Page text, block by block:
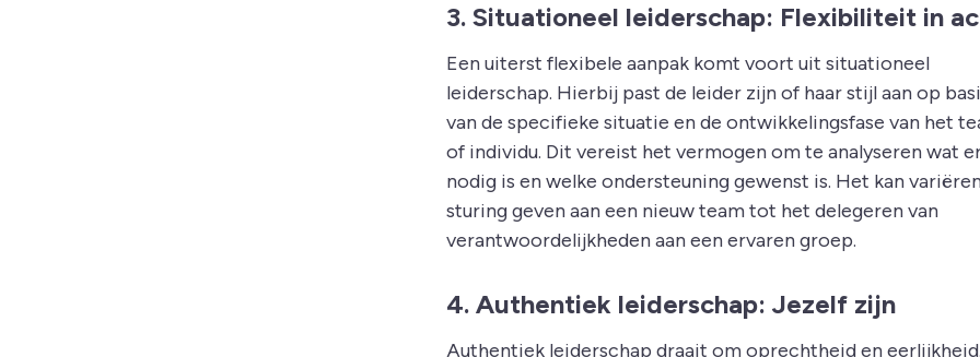
3. Situationeel leiderschap: Flexibiliteit in
Een uiterst flexibele aanpak komt voort uit situationeel
leiderschap. Hierbij past de leider zijn of haar stijl aan op
van de specifieke situatie en de ontwikkelingsfase van het
of individu. Dit vereist het vermogen om te analyseren wat
nodig is en welke ondersteuning gewenst is. Het kan
sturing geven aan een nieuw team tot het delegeren van
verantwoordelijkheden aan een ervaren groep.
4. Authentiek leiderschap: Jezelf zijn
Authentiek leiderschap draait om oprechtheid en